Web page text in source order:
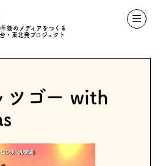
後のメディアをつくる
・東北発プロジェクト
ツゴー with